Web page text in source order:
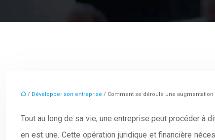
/ Développer son entreprise / Comment se déroule une augmentation
Tout au long de sa vie, une entreprise peut procéder à
en est une. Cette opération juridique et financière